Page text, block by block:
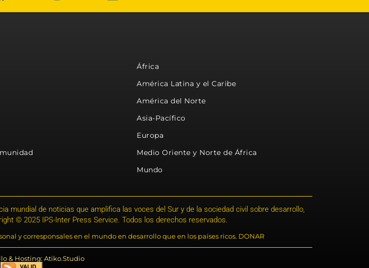
África
América Latina y el Caribe
América del Norte
Asia-Pacífico
Europa
Medio Oriente y Norte de África
Mundo
mundial de noticias que amplifica las voces del Sur y de la sociedad civil sobre desarrollo,
© 2025 IPS-Inter Press Service. Todos los derechos reservados.
y corresponsales en el mundo en desarrollo que en los países ricos. DONAR
& Hosting: Atiko.Studio